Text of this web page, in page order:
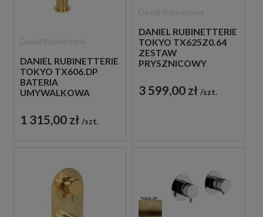
DANIEL RUBINETTERIE
TOKYO TX606.DP
BATERIA
UMYWALKOWA
JEDNOUCHWYTOWA
ZŁOTO
1 315,00 zł szt.
DANIEL RUBINETTERIE
TOKYO TX625Z0.64
ZESTAW
PRYSZNICOWY
3 599,00 zł szt.